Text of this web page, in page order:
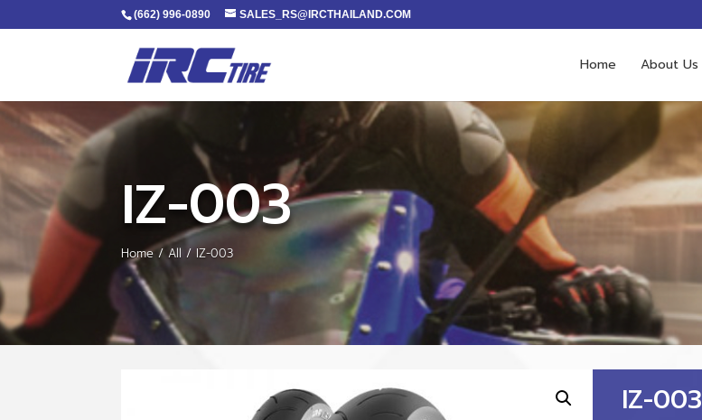
(662) 996-0890 SALES_RS@IRCTHAILAND.COM
Home About Us
IZ-003
Home/All / IZ-003
IZ-003